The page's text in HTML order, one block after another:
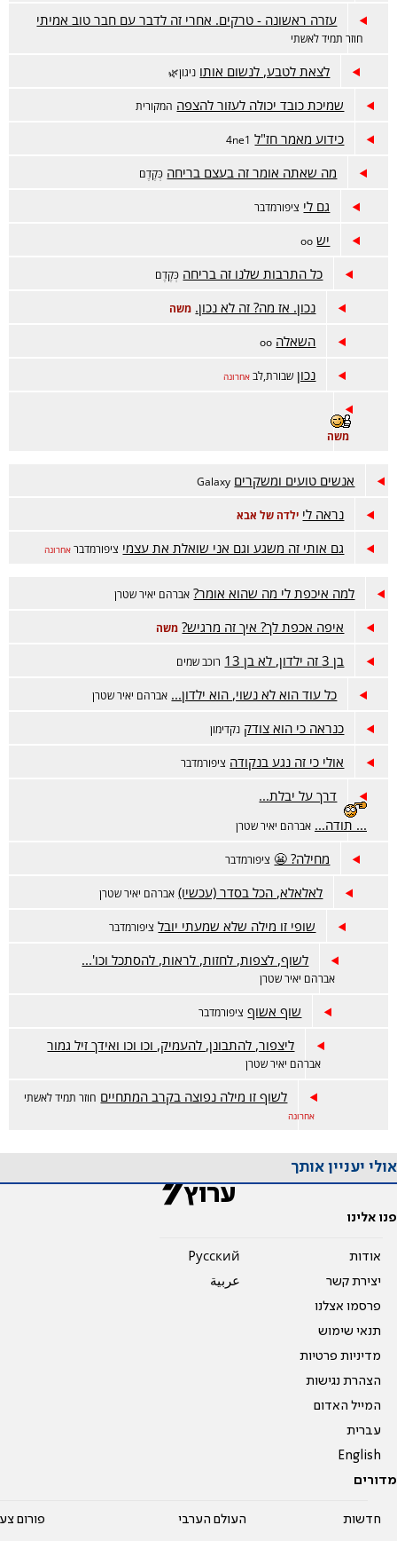
עזרה ראשונה - טרקים. אחרי זה לדבר עם חבר טוב אמיתי
חוזר תמיד לאשתי
לצאת לטבע, לנשום אותו ניגון🌿
שמיכת כובד יכולה לעזור להצפה המקורית
כידוע מאמר חז"ל 4ne1
מה שאתה אומר זה בעצם בריחה כְּקֶדֶם
גם לי ציפורמדבר
יש oo
כל התרבות שלנו זה בריחה כְּקֶדֶם
נכון. אז מה? זה לא נכון. משה
השאלה oo
נכון שבורת,לב אחרונה
משה
אנשים טועים ומשקרים Galaxy
נראה לי ילדה של אבא
גם אותי זה משגע וגם אני שואלת את עצמי ציפורמדבר אחרונה
למה איכפת לי מה שהוא אומר? אברהם יאיר שטרן
איפה אכפת לך? איך זה מרגיש? משה
בן 3 זה ילדון, לא בן 13 רוכב שמים
כל עוד הוא לא נשוי, הוא ילדון... אברהם יאיר שטרן
כנראה כי הוא צודק נקדימון
אולי כי זה נגע בנקודה ציפורמדבר
דרך על יבלת...
... תודה... אברהם יאיר שטרן
מחילה? 😬 ציפורמדבר
לאלאלא, הכל בסדר (עכשיו) אברהם יאיר שטרן
שופי זו מילה שלא שמעתי יובל ציפורמדבר
לשוף, לצפות, לחזות, לראות, להסתכל וכו'...
אברהם יאיר שטרן
שוף אשוף ציפורמדבר
ליצפור, להתבונן, להעמיק, וכו וכו ואידך זיל גמור
אברהם יאיר שטרן
לשוף זו מילה נפוצה בקרב המתחיים חוזר תמיד לאשתי
אחרונה
אולי יעניין אותך
פנו אלינו
אודות
יצירת קשר
פרסמו אצלנו
תנאי שימוש
מדיניות פרטיות
הצהרת נגישות
המייל האדום
עברית
English
Pусский
عربية
מדורים
חדשות
העולם הערבי
פורום